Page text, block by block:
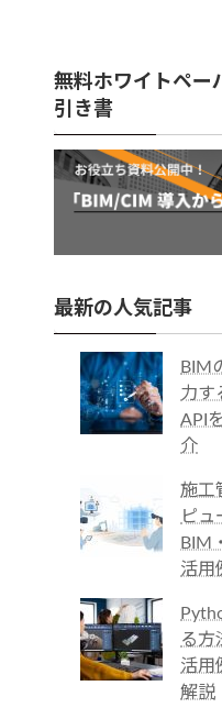
無料ホワイトペー
引き書
最新の人気記事
BIM
力す
API
介
施工
ピュ
BIM
活用
る方
活用
解説